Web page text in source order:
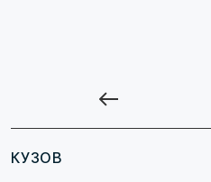
КУЗОВ